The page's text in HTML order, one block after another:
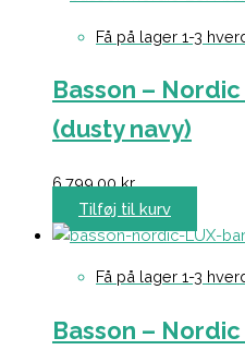
Få på lager 1-3
Basson –
(dusty navy)
6.799,00kr.
Tilføj til kurv
Få på lager 1-3
Basson –